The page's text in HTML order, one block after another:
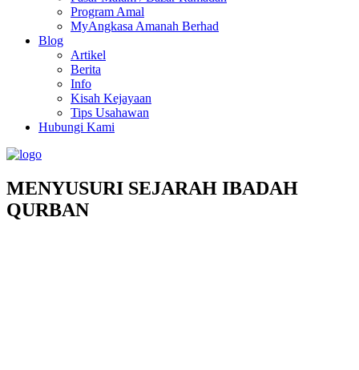
Program Amal
MyAngkasa Amanah Berhad
Blog
Artikel
Berita
Info
Kisah Kejayaan
Tips Usahawan
Hubungi Kami
MENYUSURI SEJARAH IBADAH
QURBAN